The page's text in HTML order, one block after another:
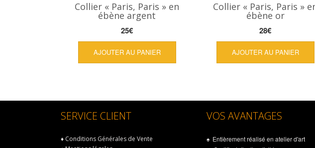
Collier « Paris, Paris » en
ébène argent
25€
AJOUTER AU PANIER
Collier « Paris, Paris »
ébène or
28€
AJOUTER AU PANIER
SERVICE CLIENT
♦ Conditions Générales de Vente
VOS AVANTAGES
♠ Entièrement réalisé en atelier d'art